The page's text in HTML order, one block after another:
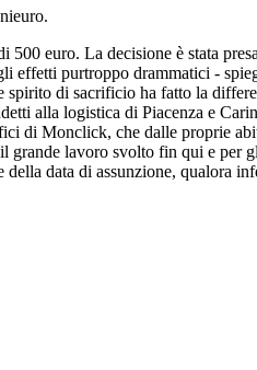
euro. La decisione è stata
purtroppo drammatici -
di sacrificio ha fatto la
alla logistica di Piacenza e
di Monclick, che dalle proprie
lavoro svolto fin qui e
data di assunzione, qualora